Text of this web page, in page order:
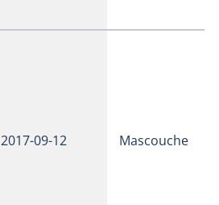
2017-09-12 Mascouche